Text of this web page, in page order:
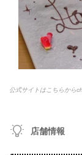
公式サイトはこちらから
店舗情報